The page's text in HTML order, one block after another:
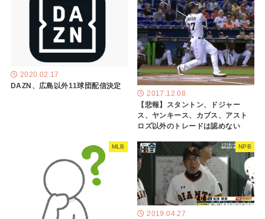
2020.02.17
DAZN、広島以外11球団配信決定
2017.12.08
【悲報】スタントン、ドジャー
ス、ヤンキース、カブス、アスト
ロズ以外のトレードは認めない
MLB NPB
2019.04.27